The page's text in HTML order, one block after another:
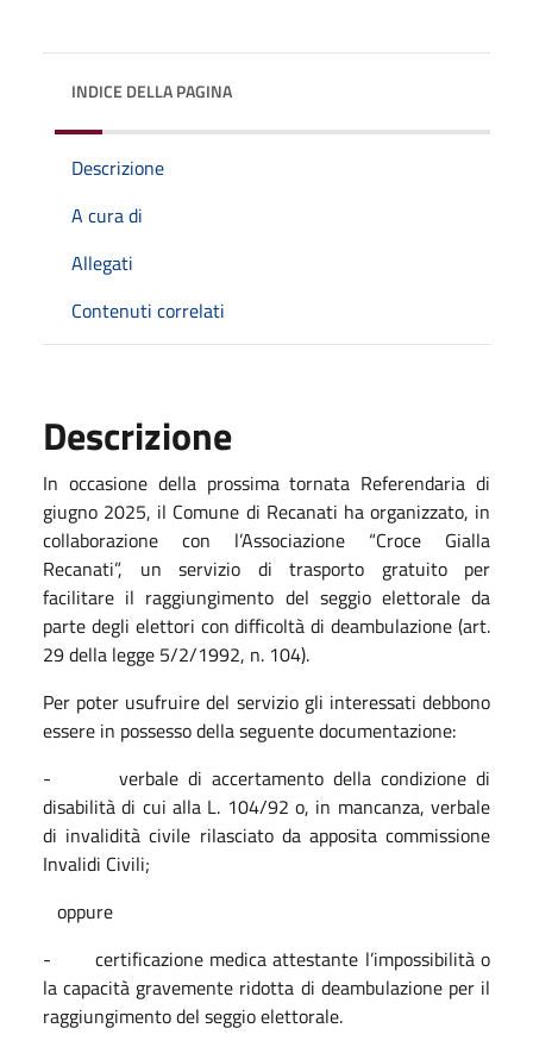
INDICE DELLA PAGINA
Descrizione
A cura di
Allegati
Contenuti correlati
Descrizione
In occasione della prossima tornata Referendaria di
giugno 2025, il Comune di Recanati ha organizzato, in
collaborazione con l’Associazione “Croce Gialla
Recanati”, un servizio di trasporto gratuito per
facilitare il raggiungimento del seggio elettorale da
parte degli elettori con difficoltà di deambulazione (art.
29 della legge 5/2/1992, n. 104).
Per poter usufruire del servizio gli interessati debbono
essere in possesso della seguente documentazione:
- verbale di accertamento della condizione di
disabilità di cui alla L. 104/92 o, in mancanza, verbale
di invalidità civile rilasciato da apposita commissione
Invalidi Civili;
oppure
- certificazione medica attestante l’impossibilità o
la capacità gravemente ridotta di deambulazione per il
raggiungimento del seggio elettorale.